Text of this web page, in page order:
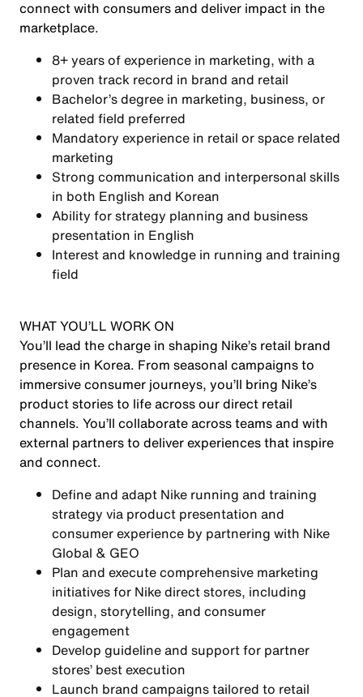
connect with consumers and deliver impact in the
marketplace.
8+ years of experience in marketing, with a
proven track record in brand and retail
Bachelor’s degree in marketing, business, or
related field preferred
Mandatory experience in retail or space related
marketing
Strong communication and interpersonal skills
in both English and Korean
Ability for strategy planning and business
presentation in English
Interest and knowledge in running and training
field
WHAT YOU’LL WORK ON
You’ll lead the charge in shaping Nike’s retail brand
presence in Korea. From seasonal campaigns to
immersive consumer journeys, you’ll bring Nike’s
product stories to life across our direct retail
channels. You’ll collaborate across teams and with
external partners to deliver experiences that inspire
and connect.
Define and adapt Nike running and training
strategy via product presentation and
consumer experience by partnering with Nike
Global & GEO
Plan and execute comprehensive marketing
initiatives for Nike direct stores, including
design, storytelling, and consumer
engagement
Develop guideline and support for partner
stores’ best execution
Launch brand campaigns tailored to retail